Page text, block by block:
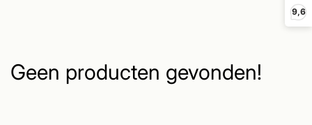
9,6
Geen producten gevonden!